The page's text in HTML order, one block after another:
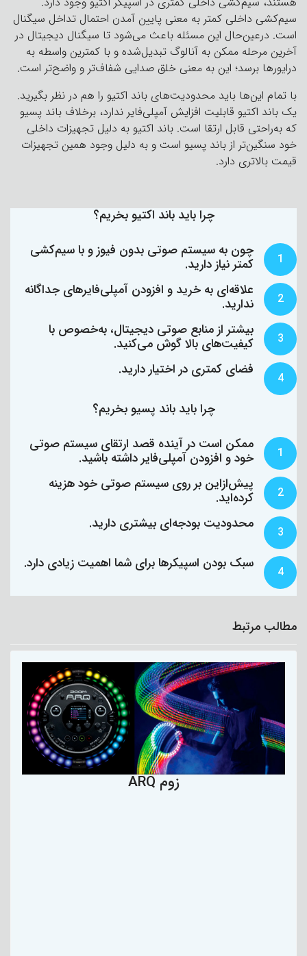
سیم‌کشی داخلی کمتر به معنی پایین آمدن احتمال تداخل سیگنال
است. درعین‌حال این مسئله باعث می‌شود تا سیگنال دیجیتال در
آخرین مرحله ممکن به آنالوگ تبدیل‌شده و با کمترین واسطه به
درایورها برسد؛ این به معنی خلق صدایی شفاف‌تر و واضح‌تر است.
با تمام این‌ها باید محدودیت‌های باند اکتیو را هم در نظر بگیرید.
یک باند اکتیو قابلیت افزایش آمپلی‌فایر ندارد، برخلاف باند پسیو
که به‌راحتی قابل ارتقا است. باند اکتیو به دلیل تجهیزات داخلی
خود سنگین‌تر از باند پسیو است و به دلیل وجود همین تجهیزات
قیمت بالاتری دارد.
چرا باید باند اکتیو بخریم؟
1 چون به سیستم صوتی بدون فیوز و با سیم‌کشی
کمتر نیاز دارید.
2 علاقه‌ای به خرید و افزودن آمپلی‌فایرهای جداگانه
ندارید.
3 بیشتر از منابع صوتی دیجیتال، به‌خصوص با
کیفیت‌های بالا گوش می‌کنید.
4 فضای کمتری در اختیار دارید.
چرا باید باند پسیو بخریم؟
1 ممکن است در آینده قصد ارتقای سیستم صوتی
خود و افزودن آمپلی‌فایر داشته باشید.
2 پیش‌ازاین بر روی سیستم صوتی خود هزینه
کرده‌اید.
3 محدودیت بودجه‌ای بیشتری دارید.
4 سبک بودن اسپیکرها برای شما اهمیت زیادی دارد.
مطالب مرتبط
زوم ARQ